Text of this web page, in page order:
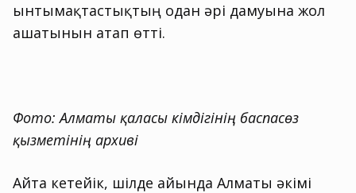
ынтымақтастықтың одан әрі дамуына жол
ашатынын атап өтті.
Фото: Алматы қаласы әкімдігінің баспасөз
қызметінің архиві
Айта кетейік, шілде айында Алматы әкімі